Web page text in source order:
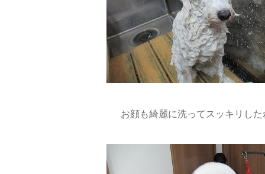
お顔も綺麗に洗ってスッキリし